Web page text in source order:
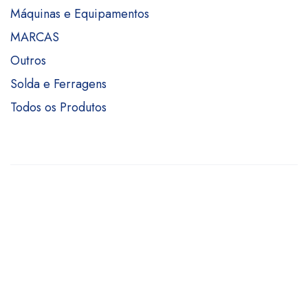
Máquinas e Equipamentos
MARCAS
Outros
Solda e Ferragens
Todos os Produtos